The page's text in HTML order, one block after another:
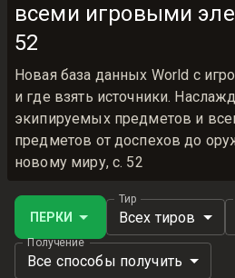
всеми игровыми
52
Новая база данных World с
и где взять источники.
экипируемых предметов и
предметов от доспехов до
новому миру, с. 52
ПЕРКИ
Тир
Всех тиров
Получение
Все способы получить